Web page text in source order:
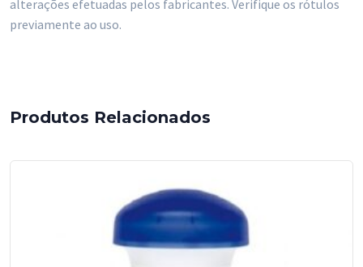
alterações efetuadas pelos fabricantes. Verifique os rótulos
previamente ao uso.
Produtos Relacionados